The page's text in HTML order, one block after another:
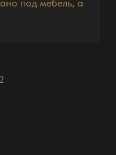
под мебель, а